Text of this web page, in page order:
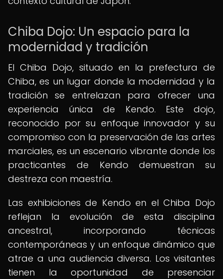
Chiba Dojo: Un espacio para la
modernidad y tradición
El Chiba Dojo, situado en la prefectura de
Chiba, es un lugar donde la modernidad y la
tradición se entrelazan para ofrecer una
experiencia única de Kendo. Este dojo,
reconocido por su enfoque innovador y su
compromiso con la preservación de las artes
marciales, es un escenario vibrante donde los
practicantes de Kendo demuestran su
destreza con maestría.
Las exhibiciones de Kendo en el Chiba Dojo
reflejan la evolución de esta disciplina
ancestral, incorporando técnicas
contemporáneas y un enfoque dinámico que
atrae a una audiencia diversa. Los visitantes
tienen la oportunidad de presenciar